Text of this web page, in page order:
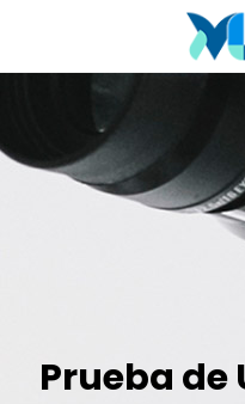
Prueba de